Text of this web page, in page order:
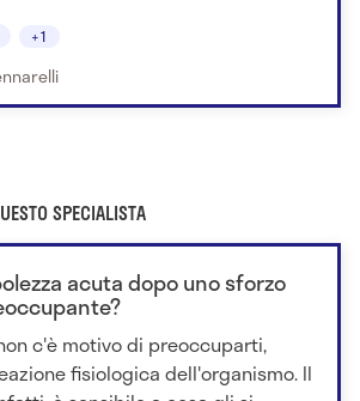
+1
SPECIALISTA
acuta dopo uno sforzo
c'è motivo di preoccuparti,
fisiologica dell'organismo. Il